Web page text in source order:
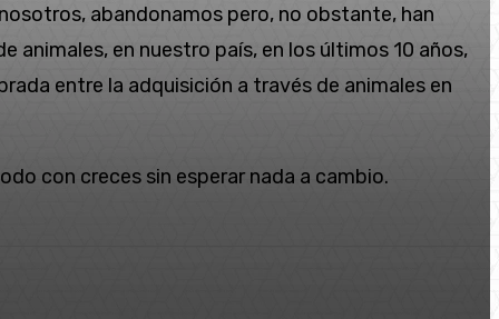
abandonamos pero, no obstante, han
animales, en nuestro país, en los últimos 10 años,
entre la adquisición a través de animales en
con creces sin esperar nada a cambio.